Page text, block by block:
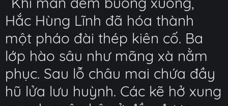
Hắc Hùng Lĩnh đã hóa thành
một pháo đài thép kiên cố. Ba
lớp hào sâu như mãng xà nằm
phục. Sau lỗ châu mai chứa đầy
hũ lửa lưu huỳnh. Các kẽ hở xung